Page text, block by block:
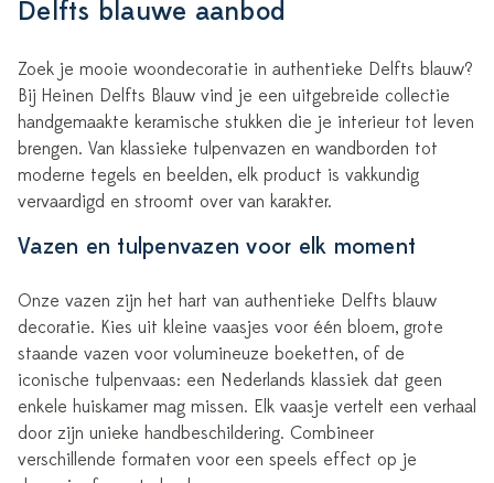
Delfts blauwe aanbod
Zoek je mooie woondecoratie in authentieke Delfts blauw?
Bij Heinen Delfts Blauw vind je een uitgebreide collectie
handgemaakte keramische stukken die je interieur tot leven
brengen. Van klassieke tulpenvazen en wandborden tot
moderne tegels en beelden, elk product is vakkundig
vervaardigd en stroomt over van karakter.
Vazen en tulpenvazen voor elk moment
Onze vazen zijn het hart van authentieke Delfts blauw
decoratie. Kies uit kleine vaasjes voor één bloem, grote
staande vazen voor volumineuze boeketten, of de
iconische tulpenvaas: een Nederlands klassiek dat geen
enkele huiskamer mag missen. Elk vaasje vertelt een verhaal
door zijn unieke handbeschildering. Combineer
verschillende formaten voor een speels effect op je